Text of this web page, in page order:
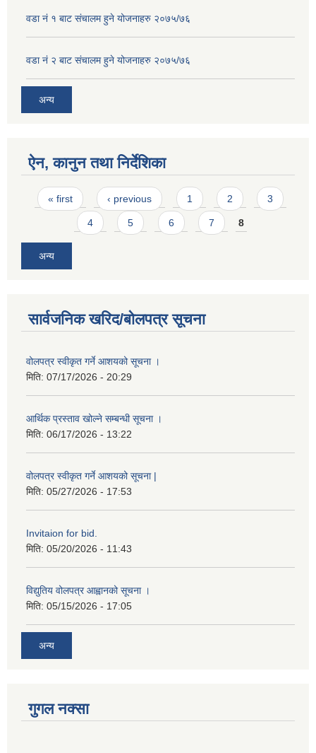
वडा नं १ बाट संचालम हुने योजनाहरु २०७५/७६
वडा नं २ बाट संचालम हुने योजनाहरु २०७५/७६
अन्य
ऐन, कानुन तथा निर्देशिका
Pages
« first ‹ previous 1 2 3
4 5 6 7 8
अन्य
सार्वजनिक खरिद/बोलपत्र सूचना
वोलपत्र स्वीकृत गर्ने आशयको सूचना ।
मिति: 07/17/2026 - 20:29
आर्थिक प्रस्ताव खोल्ने सम्बन्धी सूचना ।
मिति: 06/17/2026 - 13:22
वोलपत्र स्वीकृत गर्ने आशयको सूचना |
मिति: 05/27/2026 - 17:53
Invitaion for bid.
मिति: 05/20/2026 - 11:43
विद्युतिय वोलपत्र आह्वानको सूचना ।
मिति: 05/15/2026 - 17:05
अन्य
गुगल नक्सा